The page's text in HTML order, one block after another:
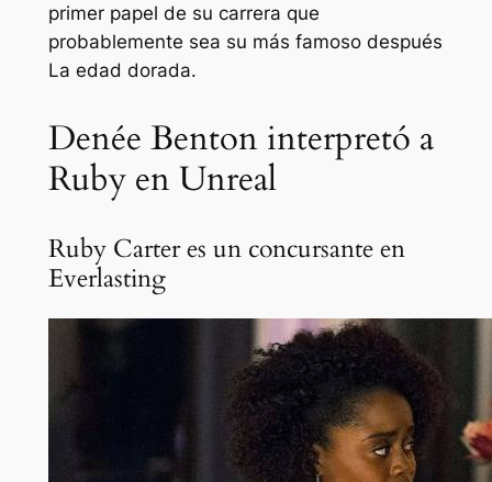
primer papel de su carrera que
probablemente sea su más famoso después
La edad dorada.
Denée Benton interpretó a
Ruby en Unreal
Ruby Carter es un concursante en
Everlasting